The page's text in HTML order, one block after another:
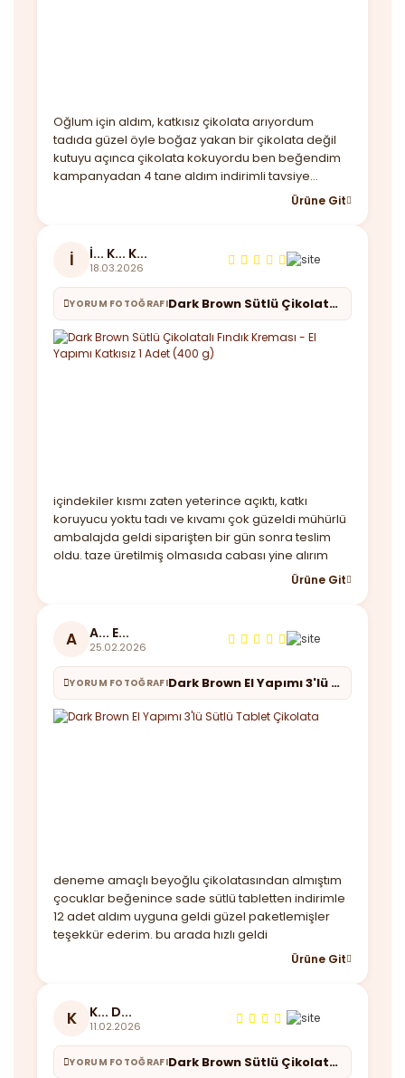
Oğlum için aldım, katkısız çikolata arıyordum
tadıda güzel öyle boğaz yakan bir çikolata değil
kutuyu açınca çikolata kokuyordu ben beğendim
kampanyadan 4 tane aldım indirimli tavsiye
Ürüne Git
İ İ... K... K...
18.03.2026
YORUM FOTOĞRAFI Dark Brown Sütlü Çikolatalı Fındık Kreması - El Yapımı Katkısız 1 Adet (400 g)
içindekiler kısmı zaten yeterince açıktı, katkı
koruyucu yoktu tadı ve kıvamı çok güzeldi mühürlü
ambalajda geldi siparişten bir gün sonra teslim
oldu. taze üretilmiş olmasıda cabası yine alırım
Ürüne Git
A A... E...
25.02.2026
YORUM FOTOĞRAFI Dark Brown El Yapımı 3'lü Sütlü Tablet Çikolata
deneme amaçlı beyoğlu çikolatasından almıştım
çocuklar beğenince sade sütlü tabletten indirimle
12 adet aldım uyguna geldi güzel paketlemişler
teşekkür ederim. bu arada hızlı geldi
Ürüne Git
K K... D...
11.02.2026
YORUM FOTOĞRAFI Dark Brown Sütlü Çikolata - 70 Adet Fındık Parçacıklı - Jumbo Boy Kutu